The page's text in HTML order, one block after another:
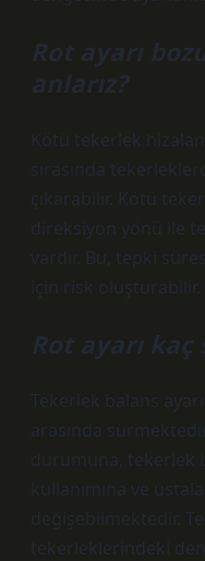
Rot ayarı
anlarız?
Kötü tekerlek
sırasında
çıkarabilir. Kötü
direksiyon yönü ile
vardır. Bu, tepki
için risk oluşturabilir.
Rot ayarı
Tekerlek balans
arasında
durumuna, tekerlek
kullanımına ve
değişebilmektedir.
tekerleklerindeki